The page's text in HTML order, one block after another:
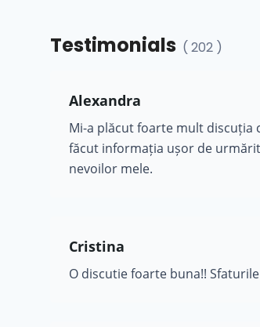
Testimonials ( 202 )
Alexandra
Mi-a plăcut foarte mult discuția
făcut informația ușor de
nevoilor mele.
Cristina
O discutie foarte buna!!